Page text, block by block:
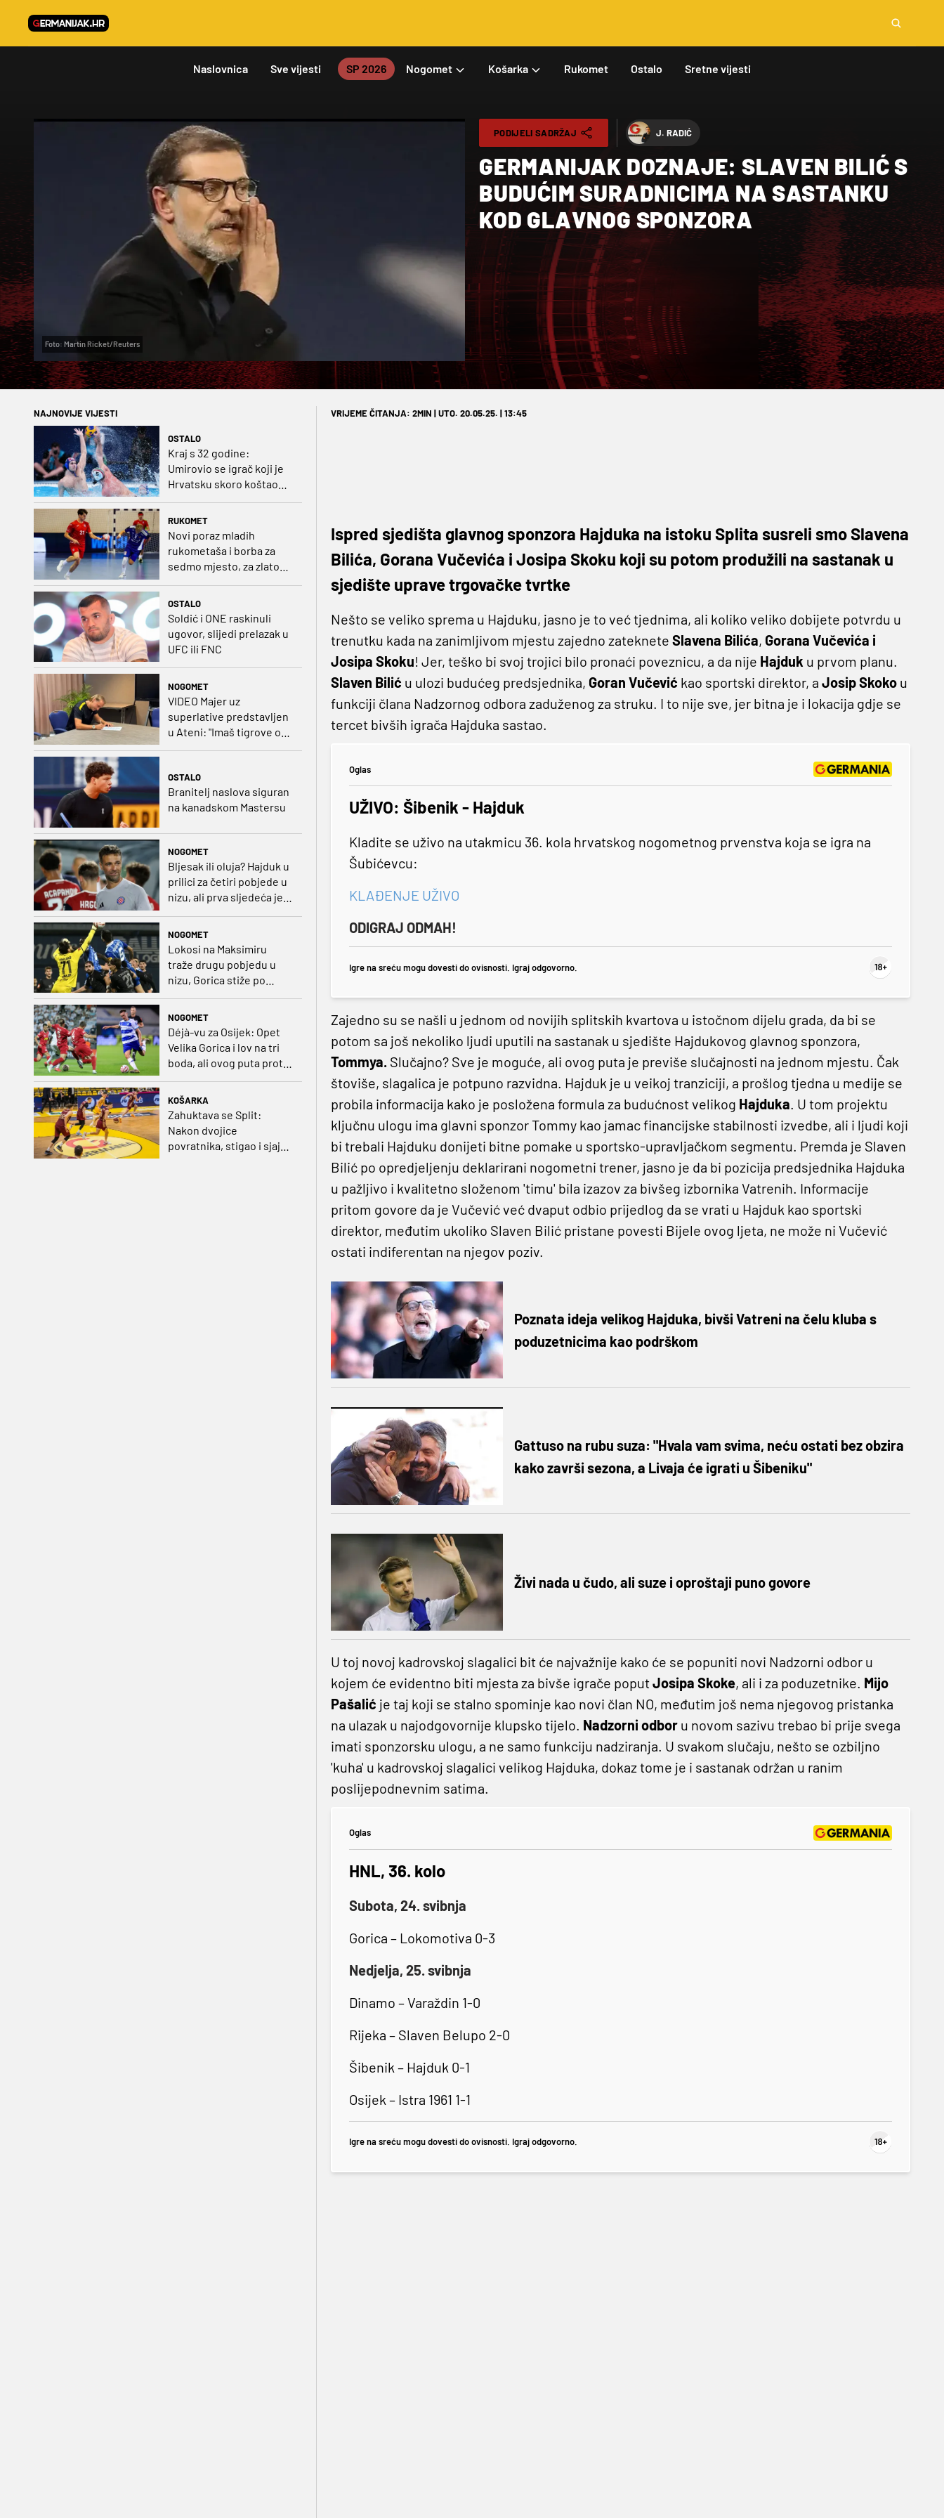
Naslovnica Sve vijesti SP 2026 Nogomet Košarka Rukomet Ostalo Sretne vijesti
Foto: Martin Ricket/Reuters
PODIJELI SADRŽAJ J. RADIĆ
GERMANIJAK DOZNAJE: SLAVEN BILIĆ S
BUDUĆIM SURADNICIMA NA SASTANKU
KOD GLAVNOG SPONZORA
NAJNOVIJE VIJESTI
OSTALO
Kraj s 32 godine:
Umirovio se igrač koji je
Hrvatsku skoro koštao
RUKOMET
Novi poraz mladih
rukometaša i borba za
sedmo mjesto, za zlato
OSTALO
Soldić i ONE raskinuli
ugovor, slijedi prelazak u
UFC ili FNC
NOGOMET
VIDEO Majer uz
superlative predstavljen
u Ateni: "Imaš tigrove oči,
vrlo si inteligentan"
OSTALO
Branitelj naslova siguran
na kanadskom Mastersu
NOGOMET
Bljesak ili oluja? Hajduk u
prilici za četiri pobjede u
nizu, ali prva sljedeća je
NOGOMET
Lokosi na Maksimiru
traže drugu pobjedu u
nizu, Gorica stiže po
iskupljenje i bolje izdanje
NOGOMET
Déjà-vu za Osijek: Opet
Velika Gorica i lov na tri
boda, ali ovog puta protiv
KOŠARKA
Zahuktava se Split:
Nakon dvojice
povratnika, stigao i sjajni
VRIJEME ČITANJA: 2MIN | UTO. 20.05.25. | 13:45
Ispred sjedišta glavnog sponzora Hajduka na istoku Splita susreli smo Slavena
Bilića, Gorana Vučevića i Josipa Skoku koji su potom produžili na sastanak u
sjedište uprave trgovačke tvrtke
Nešto se veliko sprema u Hajduku, jasno je to već tjednima, ali koliko veliko dobijete potvrdu u
trenutku kada na zanimljivom mjestu zajedno zateknete Slavena Bilića, Gorana Vučevića i
Josipa Skoku! Jer, teško bi svoj trojici bilo pronaći poveznicu, a da nije Hajduk u prvom planu.
Slaven Bilić u ulozi budućeg predsjednika, Goran Vučević kao sportski direktor, a Josip Skokou
funkciji člana Nadzornog odbora zaduženog za struku. I to nije sve, jer bitna je i lokacija gdje se
tercet bivših igrača Hajduka sastao.
Oglas
UŽIVO: Šibenik - Hajduk
Kladite se uživo na utakmicu 36. kola hrvatskog nogometnog prvenstva koja se igra na
Šubićevcu:
KLAĐENJE UŽIVO
ODIGRAJ ODMAH!
Igre na sreću mogu dovesti do ovisnosti. Igraj odgovorno.
Zajedno su se našli u jednom od novijih splitskih kvartova u istočnom dijelu grada, da bi se
potom sa još nekoliko ljudi uputili na sastanak u sjedište Hajdukovog glavnog sponzora,
Tommya.Slučajno? Sve je moguće, ali ovog puta je previše slučajnosti na jednom mjestu. Čak
štoviše, slagalica je potpuno razvidna. Hajduk je u veikoj tranziciji, a prošlog tjedna u medije se
probila informacija kako je posložena formula za budućnost velikog Hajduka. U tom projektu
ključnu ulogu ima glavni sponzor Tommy kao jamac financijske stabilnosti izvedbe, ali i ljudi koji
bi trebali Hajduku donijeti bitne pomake u sportsko-upravljačkom segmentu. Premda je Slaven
Bilić po opredjeljenju deklarirani nogometni trener, jasno je da bi pozicija predsjednika Hajduka
u pažljivo i kvalitetno složenom 'timu' bila izazov za bivšeg izbornika Vatrenih. Informacije
pritom govore da je Vučević već dvaput odbio prijedlog da se vrati u Hajduk kao sportski
direktor, međutim ukoliko Slaven Bilić pristane povesti Bijele ovog ljeta, ne može ni Vučević
ostati indiferentan na njegov poziv.
Poznata ideja velikog Hajduka, bivši Vatreni na čelu kluba s
poduzetnicima kao podrškom
Gattuso na rubu suza: "Hvala vam svima, neću ostati bez obzira
kako završi sezona, a Livaja će igrati u Šibeniku"
Živi nada u čudo, ali suze i oproštaji puno govore
U toj novoj kadrovskoj slagalici bit će najvažnije kako će se popuniti novi Nadzorni odbor u
kojem će evidentno biti mjesta za bivše igrače poputJosipa Skoke, ali i za poduzetnike. Mijo
Pašalić je taj koji se stalno spominje kao novi član NO, međutim još nema njegovog pristanka
na ulazak u najodgovornije klupsko tijelo. Nadzorni odboru novom sazivu trebao bi prije svega
imati sponzorsku ulogu, a ne samo funkciju nadziranja. U svakom slučaju, nešto se ozbiljno
'kuha' u kadrovskoj slagalici velikog Hajduka, dokaz tome je i sastanak održan u ranim
poslijepodnevnim satima.
Oglas
HNL, 36. kolo
Subota, 24. svibnja
Gorica – Lokomotiva 0-3
Nedjelja, 25. svibnja
Dinamo – Varaždin 1-0
Rijeka – Slaven Belupo 2-0
Šibenik – Hajduk 0-1
Osijek – Istra 1961 1-1
Igre na sreću mogu dovesti do ovisnosti. Igraj odgovorno.